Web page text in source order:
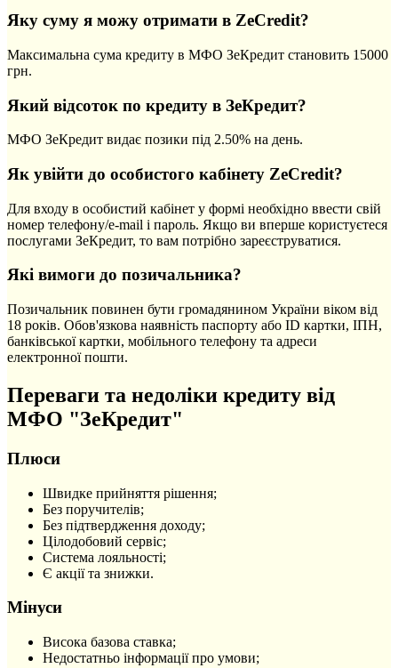
Яку суму я можу отримати в ZeCredit?
Максимальна сума кредиту в МФО ЗеКредит становить 15000
грн.
Який відсоток по кредиту в ЗеКредит?
МФО ЗеКредит видає позики під 2.50% на день.
Як увійти до особистого кабінету ZeCredit?
Для входу в особистий кабінет у формі необхідно ввести свій
номер телефону/e-mail і пароль. Якщо ви вперше користуєтеся
послугами ЗеКредит, то вам потрібно зареєструватися.
Які вимоги до позичальника?
Позичальник повинен бути громадянином України віком від
18 років. Обов'язкова наявність паспорту або ID картки, ІПН,
банківської картки, мобільного телефону та адреси
електронної пошти.
Переваги та недоліки кредиту від
МФО "ЗеКредит"
Плюси
Швидке прийняття рішення;
Без поручителів;
Без підтвердження доходу;
Цілодобовий сервіс;
Система лояльності;
Є акції та знижки.
Мінуси
Висока базова ставка;
Недостатньо інформації про умови;